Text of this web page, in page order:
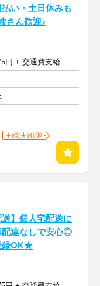
い・土日休みも
さん歓迎♪
円 + 交通費支給
主婦(夫)歓迎
送】個人宅配送に
配達なしで安心◎
録OK★